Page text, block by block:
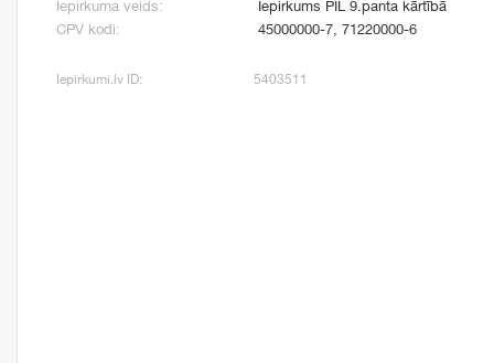
Iepirkuma veids:
Iepirkums PIL 9.panta kārtībā
CPV kodi:
45000000-7, 71220000-6
Iepirkumi.lv ID: 5403511